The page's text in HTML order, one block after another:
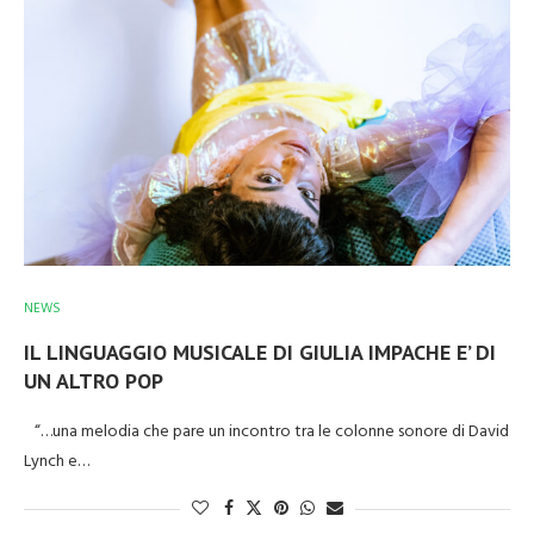
NEWS
IL LINGUAGGIO MUSICALE DI GIULIA IMPACHE E’ DI
UN ALTRO POP
“…una melodia che pare un incontro tra le colonne sonore di David
Lynch e…